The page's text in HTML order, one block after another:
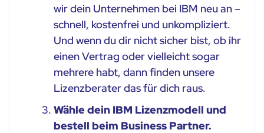
wir dein Unternehmen bei IBM neu an –
schnell, kostenfrei und unkompliziert.
Und wenn du dir nicht sicher bist, ob ihr
einen Vertrag oder vielleicht sogar
mehrere habt, dann finden unsere
Lizenzberater das für dich raus.
Wähle dein IBM Lizenzmodell und
bestell beim Business Partner.